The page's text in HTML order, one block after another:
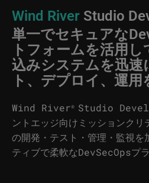
Wind River Studio
単一でセキュアな
トフォームを活用
込みシステムを迅速
ト、デプロイ、運用
Wind River® Studio
ントエッジ向けミッションクリ
の開発・テスト・管理・監視を
ティブで柔軟なDevSecOpsプ